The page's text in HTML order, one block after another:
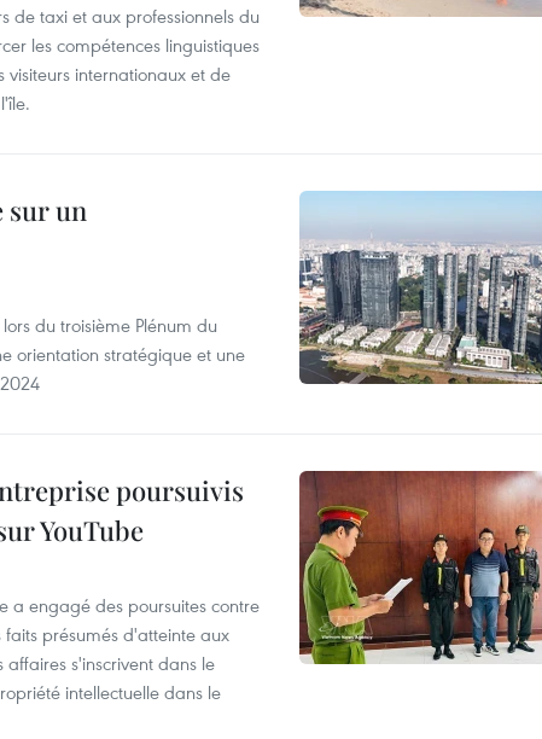
de taxi et aux professionnels du
les compétences linguistiques
internationaux et de
sur un
du troisième Plénum du
orientation stratégique et une
poursuivis
YouTube
a engagé des poursuites contre
présumés d'atteinte aux
affaires s'inscrivent dans le
intellectuelle dans le